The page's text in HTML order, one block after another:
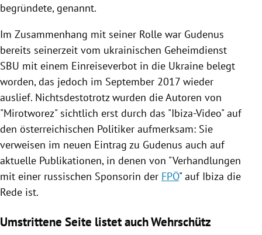
begründete, genannt.
Im Zusammenhang mit seiner Rolle war Gudenus
bereits seinerzeit vom ukrainischen Geheimdienst
SBU mit einem Einreiseverbot in die Ukraine belegt
worden, das jedoch im September 2017 wieder
auslief. Nichtsdestotrotz wurden die Autoren von
"Mirotworez" sichtlich erst durch das "Ibiza-Video" auf
den österreichischen Politiker aufmerksam: Sie
verweisen im neuen Eintrag zu Gudenus auch auf
aktuelle Publikationen, in denen von "Verhandlungen
mit einer russischen Sponsorin der FPÖ" auf Ibiza die
Rede ist.
Umstrittene Seite listet auch Wehrschütz